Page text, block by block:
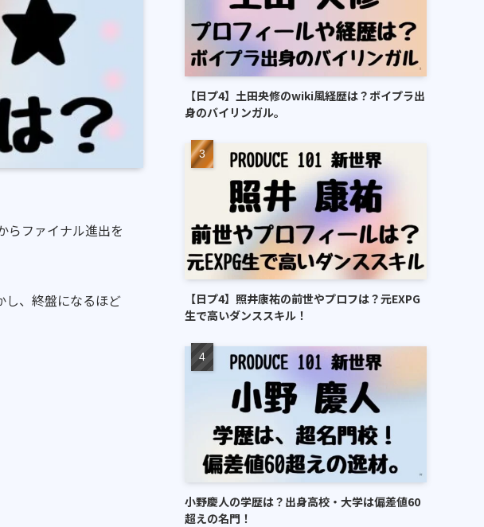
らファイナル進出を
し、終盤になるほど
【日プ4】土田央修のwiki風経歴は？ボイプラ出
身のバイリンガル。
【日プ4】照井康祐の前世やプロフは？元EXPG
生で高いダンススキル！
小野慶人の学歴は？出身高校・大学は偏差値60
超えの名門！